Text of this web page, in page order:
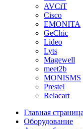
AVCiT
Cisco
EMONITA
GeChic
Lideo
Lyts
Magewell
meet2b
MONISMS
Prestel
Relacart
Главная страница
Оборудование